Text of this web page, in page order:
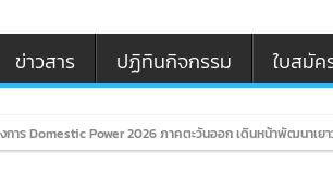
ข่าวสาร ปฏิทินกิจกรรม ใบสมัค